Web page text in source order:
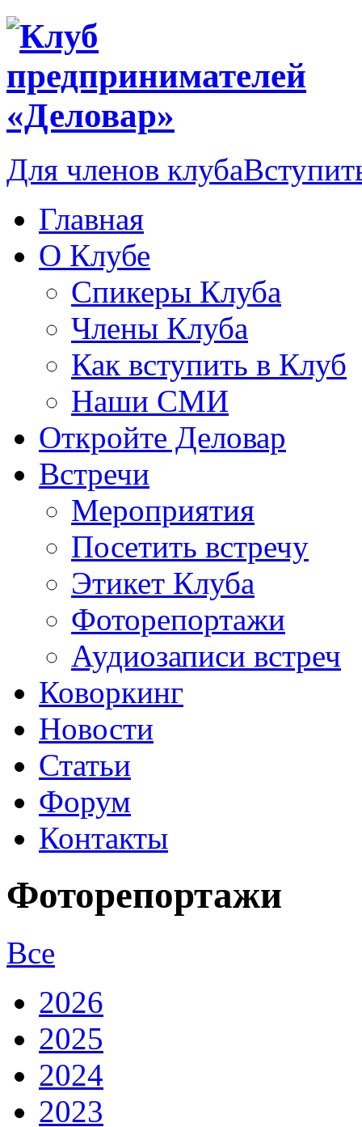
Для членов клуба
Главная
О Клубе
Спикеры Клуба
Члены Клуба
Как вступить в Клуб
Наши СМИ
Откройте Деловар
Встречи
Мероприятия
Посетить встречу
Этикет Клуба
Фоторепортажи
Аудиозаписи встреч
Коворкинг
Новости
Статьи
Форум
Контакты
Фоторепортажи
Все
2026
2025
2024
2023